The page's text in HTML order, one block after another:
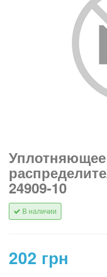
24909-10
В наличии
202 грн